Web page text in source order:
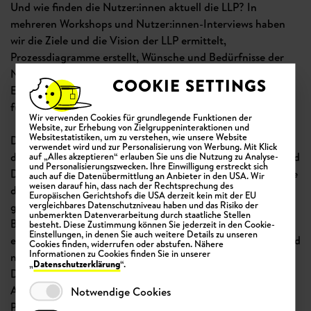
Und wie finden die Nutzer:innen aktuell die LLP? In
mehreren Workshops und Nutzer:innen-Interviews haben
wir die Ziele und die Vision der LLP ermittelt,
Prozessdiagramme erstellt, Wünsche und Bedürfnisse der
Nutzer:innen gesammelt und daraus ein erstes Backlog mit
Epics und User Stories erstellt. Dieses Backlog war die Basis
für die weitere Optimierung der LLP.
Der zweite Schritt umfasste alle Optimierungsmaßnahmen
der LLP. Hier haben wir uns voll und ganz auf User Centered
Design konzentriert. Nach und nach haben wir die Bereiche
der LLP neu gestaltet, ihr eine moderne Nutzeroberfläche
gegeben, dabei eine vollkommen neue und verbesserte
Benutzerführung konzipiert, sowohl Klickdummies als auch
erste Teststände in User Interviews getestet und so nach und
nach die LLP ganzheitlich für die Nutzer:innen optimiert.
Die technische Umsetzung erfolgt auf Seiten der Charité.
Alles mit dem Ziel einer modernen und intuitiv nutzbaren
Plattform.
COOKIE SETTINGS
Wir verwenden Cookies für grundlegende Funktionen der
Website, zur Erhebung von Zielgruppeninteraktionen und
Websitestatistiken, um zu verstehen, wie unsere Website
verwendet wird und zur Personalisierung von Werbung. Mit Klick
auf „Alles akzeptieren“ erlauben Sie uns die Nutzung zu Analyse-
und Personalisierungszwecken. Ihre Einwilligung erstreckt sich
auch auf die Datenübermittlung an Anbieter in den USA. Wir
weisen darauf hin, dass nach der Rechtsprechung des
Europäischen Gerichtshofs die USA derzeit kein mit der EU
vergleichbares Datenschutzniveau haben und das Risiko der
unbemerkten Datenverarbeitung durch staatliche Stellen
besteht. Diese Zustimmung können Sie jederzeit in den Cookie-
Einstellungen, in denen Sie auch weitere Details zu unseren
Cookies finden, widerrufen oder abstufen. Nähere
Informationen zu Cookies finden Sie in unserer
„Datenschutzerklärung“.
Notwendige Cookies